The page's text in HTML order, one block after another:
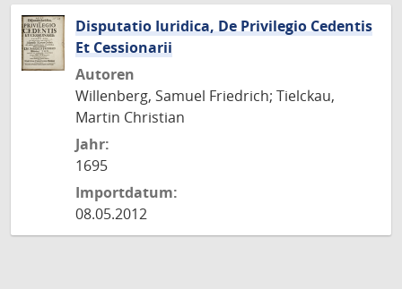
Disputatio Iuridica, De Privilegio Cedentis
Et Cessionarii
Autoren
Willenberg, Samuel Friedrich; Tielckau,
Martin Christian
Jahr:
1695
Importdatum:
08.05.2012